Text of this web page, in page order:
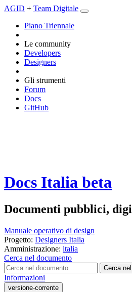
AGID + Team Digitale
Piano Triennale
Le community
Developers
Designers
Gli strumenti
Forum
Docs
GitHub
Docs Italia beta
Documenti pubblici,
Manuale operativo di design
Progetto: Designers Italia
Amministrazione: italia
Cerca nel documento
Cerca
Informazioni
versione-corrente